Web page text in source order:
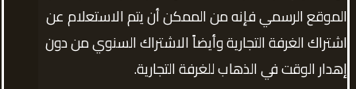
الموقع الرسمي فإنه من الممكن أن يتم الاستعلام عن
اشتراك الغرفة التجارية وأيضاً الاشتراك السنوي من دون
إهدار الوقت في الذهاب للغرفة التجارية.